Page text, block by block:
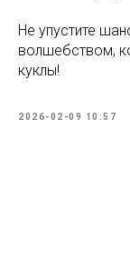
Не упустите
волшебством,
куклы!
2026-02-09 10:57